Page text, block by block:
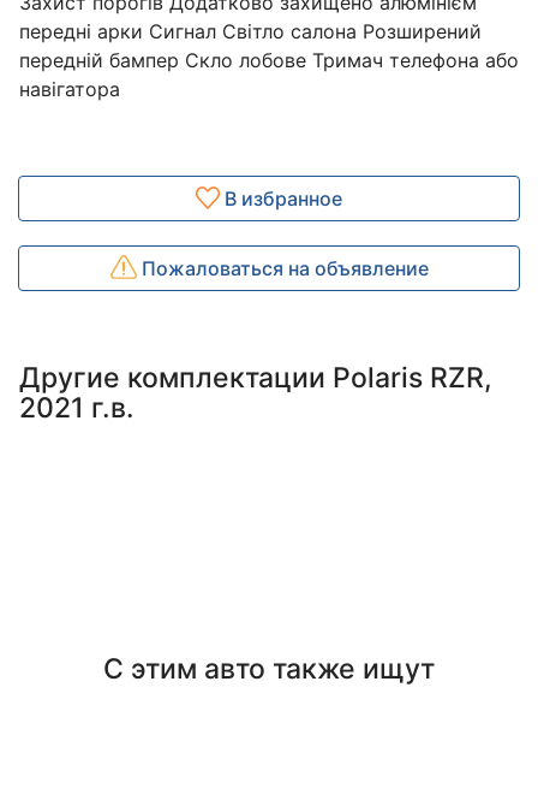
передні арки Сигнал Світло салона Розширений
передній бампер Скло лобове Тримач телефона або
навігатора
В избранное
Пожаловаться на объявление
Другие комплектации Polaris RZR,
2021 г.в.
С этим авто также ищут